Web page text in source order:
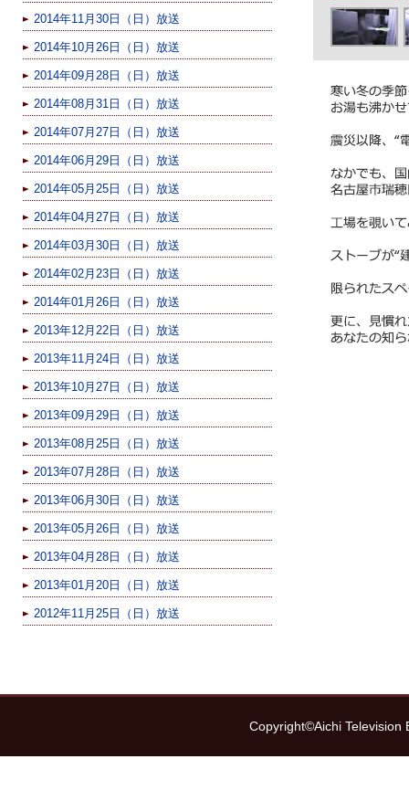
2014年11月30日（日）放送
2014年10月26日（日）放送
2014年09月28日（日）放送
2014年08月31日（日）放送
2014年07月27日（日）放送
2014年06月29日（日）放送
2014年05月25日（日）放送
2014年04月27日（日）放送
2014年03月30日（日）放送
2014年02月23日（日）放送
2014年01月26日（日）放送
2013年12月22日（日）放送
2013年11月24日（日）放送
2013年10月27日（日）放送
2013年09月29日（日）放送
2013年08月25日（日）放送
2013年07月28日（日）放送
2013年06月30日（日）放送
2013年05月26日（日）放送
2013年04月28日（日）放送
2013年01月20日（日）放送
2012年11月25日（日）放送
Copyright©Aichi Television